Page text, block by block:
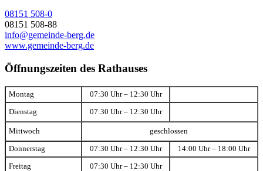
08151 508-0
08151 508-88
info@gemeinde-berg.de
www.gemeinde-berg.de
Öffnungszeiten des Rathauses
Montag 07:30 Uhr – 12:30 Uhr
Dienstag 07:30 Uhr – 12:30 Uhr
Mittwoch geschlossen
Donnerstag 07:30 Uhr – 12:30 Uhr 14:00 Uhr – 18:00 Uhr
Freitag 07:30 Uhr – 12:30 Uhr